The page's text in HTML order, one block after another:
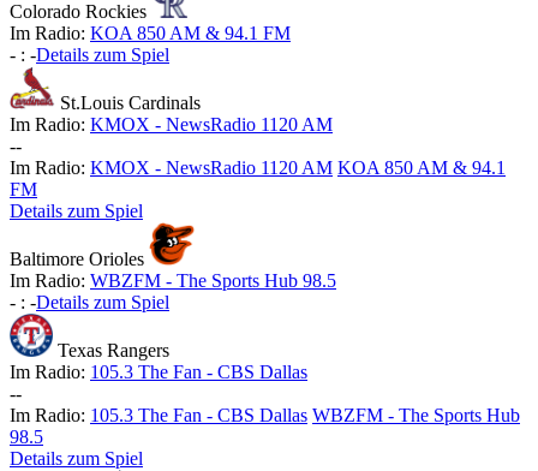
Colorado Rockies
Im Radio: KOA 850 AM & 94.1 FM
- : -Details zum Spiel
St.Louis Cardinals
Im Radio: KMOX - NewsRadio 1120 AM
--
Im Radio: KMOX - NewsRadio 1120 AM KOA 850 AM & 94.1
FM
Details zum Spiel
Baltimore Orioles
Im Radio: WBZFM - The Sports Hub 98.5
- : -Details zum Spiel
Texas Rangers
Im Radio: 105.3 The Fan - CBS Dallas
--
Im Radio: 105.3 The Fan - CBS Dallas WBZFM - The Sports Hub
98.5
Details zum Spiel